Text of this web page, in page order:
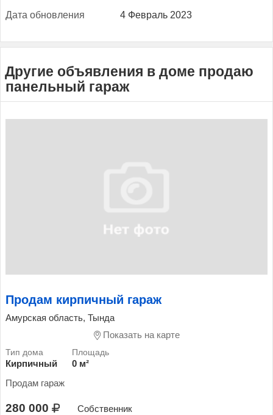
Да­та об­новле­ния 4 Февраль 2023
Другие объявления в доме продаю
панельный гараж
Продам кирпичный гараж
Амурская область, Тында
Показать на карте
Кирпичный
0 м²
Продам гараж
280 000 Собственник